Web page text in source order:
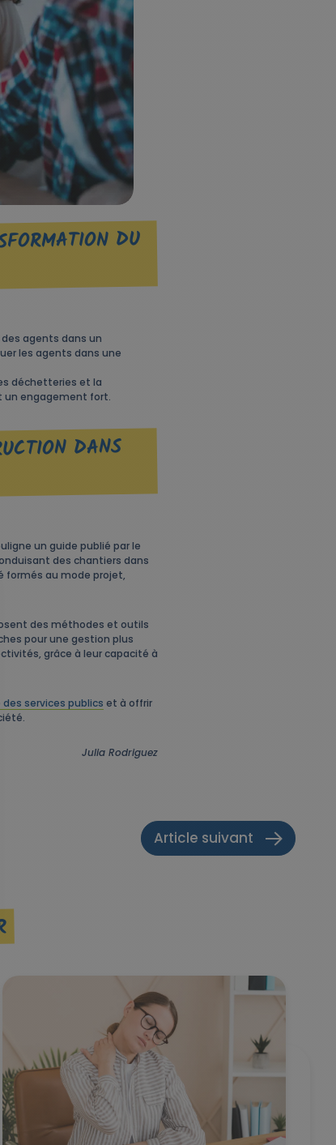
DU
agents dans un
les agents dans une
déchetteries et la
un engagement fort.
DANS
un guide publié par le
des chantiers dans
formés au mode projet,
des méthodes et outils
pour une gestion plus
grâce à leur capacité à
des services publics et à offrir
Julia Rodriguez
Article suivant